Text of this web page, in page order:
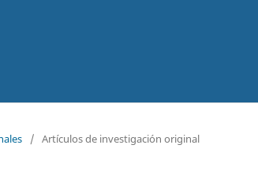
/ Artículos de investigación original